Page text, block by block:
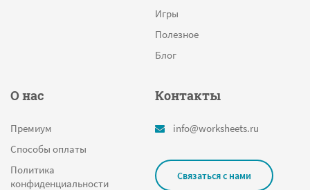
Игры
Полезное
Блог
О нас
Премиум
Способы оплаты
Политика
конфиденциальности
Контакты
info@worksheets.ru
Связаться с нами